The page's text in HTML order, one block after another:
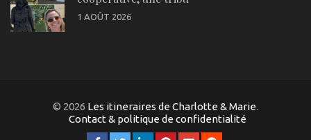
1 AOÛT 2026
© 2026 Les itineraires de Charlotte & Marie.
Contact & politique de confidentialité